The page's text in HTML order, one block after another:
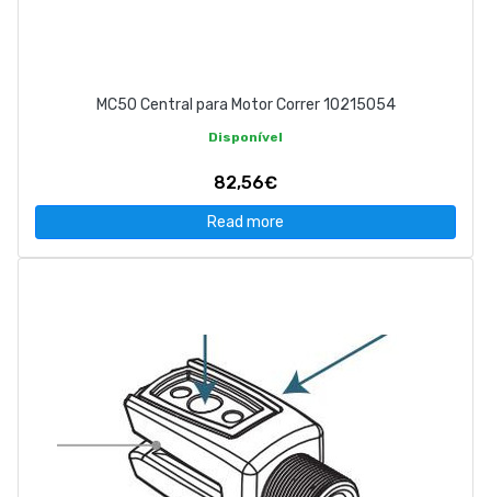
MC50 Central para Motor Correr 10215054
Disponível
82,56€
Read more